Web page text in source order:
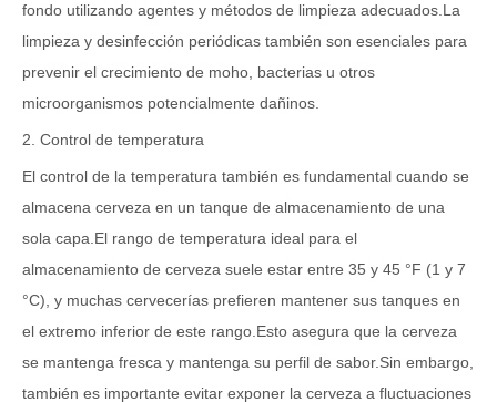
fondo utilizando agentes y métodos de limpieza adecuados.La
limpieza y desinfección periódicas también son esenciales para
prevenir el crecimiento de moho, bacterias u otros
microorganismos potencialmente dañinos.
2. Control de temperatura
El control de la temperatura también es fundamental cuando se
almacena cerveza en un tanque de almacenamiento de una
sola capa.El rango de temperatura ideal para el
almacenamiento de cerveza suele estar entre 35 y 45 °F (1 y 7
°C), y muchas cervecerías prefieren mantener sus tanques en
el extremo inferior de este rango.Esto asegura que la cerveza
se mantenga fresca y mantenga su perfil de sabor.Sin embargo,
también es importante evitar exponer la cerveza a fluctuaciones